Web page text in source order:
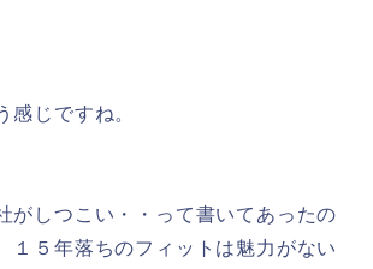
感じですね。
がしつこい・・って書いてあったの
１５年落ちのフィットは魅力がない